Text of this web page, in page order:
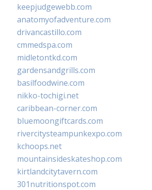
keepjudgewebb.com
anatomyofadventure.com
drivancastillo.com
cmmedspa.com
midletontkd.com
gardensandgrills.com
basilfoodwine.com
nikko-tochigi.net
caribbean-corner.com
bluemoongiftcards.com
rivercitysteampunkexpo.com
kchoops.net
mountainsideskateshop.com
kirtlandcitytavern.com
301nutritionspot.com